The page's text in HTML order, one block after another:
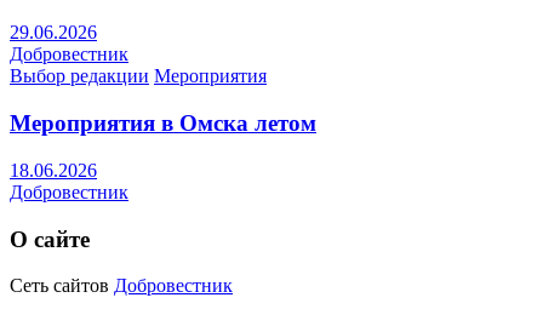
29.06.2026
Добровестник
Выбор редакции Мероприятия
Мероприятия в Омска летом
18.06.2026
Добровестник
О сайте
Сеть сайтов Добровестник